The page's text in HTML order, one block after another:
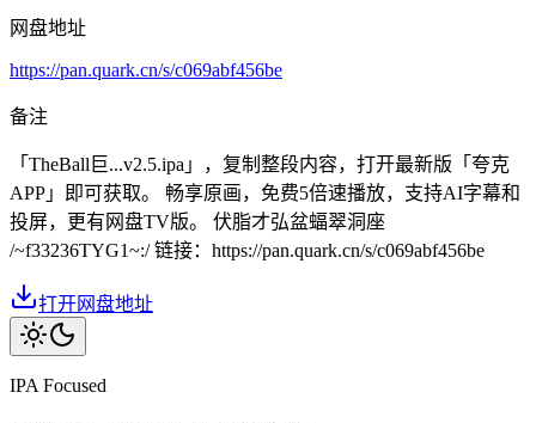
网盘地址
https://pan.quark.cn/s/c069abf456be
备注
「TheBall巨...v2.5.ipa」，复制整段内容，打开最新版「夸克
APP」即可获取。 畅享原画，免费5倍速播放，支持AI字幕和
投屏，更有网盘TV版。 伏脂才弘盆蝠翠洞座
/~f33236TYG1~:/ 链接：https://pan.quark.cn/s/c069abf456be
打开网盘地址
IPA Focused